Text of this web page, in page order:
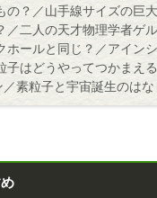
の？／山手線サイズの巨
／二人の天才物理学者ゲ
ホールと同じ？／アイン
子はどうやってつかまえ
素粒子と宇宙誕生のはな